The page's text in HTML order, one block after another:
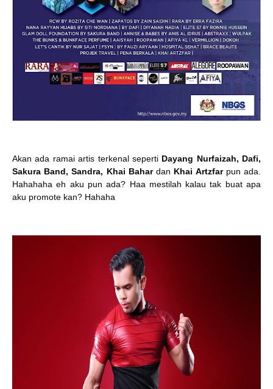
Akan ada ramai artis terkenal seperti Dayang Nurfaizah, Dafi,
Sakura Band, Sandra, Khai Bahardan Khai Artzfarpun ada.
Hahahaha eh aku pun ada? Haa mestilah kalau tak buat apa
aku promote kan? Hahaha